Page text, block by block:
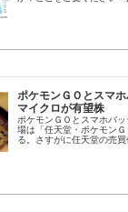
ポケモンＧＯとスマ
マイクロが有望株
ポケモンＧＯとスマホバ
場は「任天堂・ポケモン
る。さすがに任天堂の売